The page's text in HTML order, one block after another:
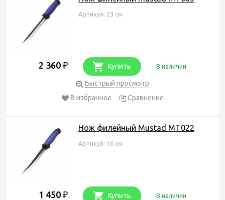
Артикул: 23 см
2 360 ₽ Купить В наличии
Быстрый просмотр
В избранное
Сравнение
Нож филейный Mustad MT022
Артикул: 16 см
1 450 ₽ Купить В наличии